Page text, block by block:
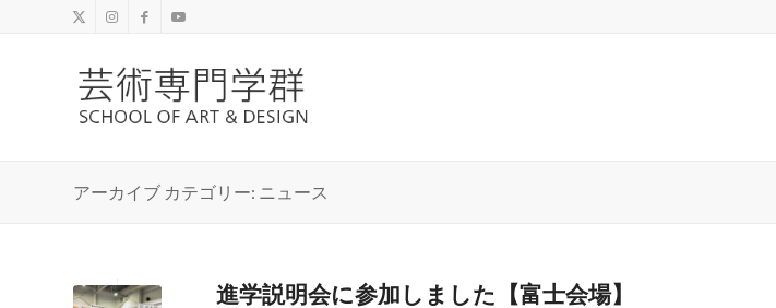
アーカイブ カテゴリー: ニュース
進学説明会に参加しました【富士会場】